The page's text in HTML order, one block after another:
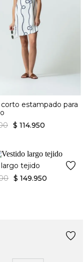
estampado para
$ 114.950
tejido
$ 149.950